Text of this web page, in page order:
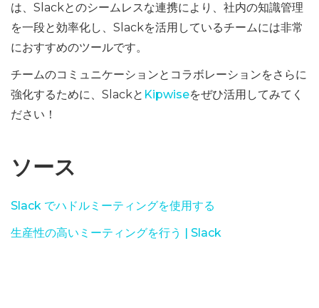
は、Slackとのシームレスな連携により、社内の知識管理
を一段と効率化し、Slackを活用しているチームには非常
におすすめのツールです。
チームのコミュニケーションとコラボレーションをさらに
強化するために、Slackと Kipwiseをぜひ活用してみてく
ださい！
ソース
Slack でハドルミーティングを使用する
生産性の高いミーティングを行う | Slack